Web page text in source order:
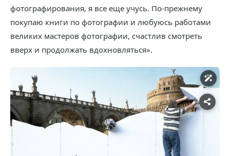
фотографирования, я все еще учусь. По-прежнему
покупаю книги по фотографии и любуюсь работами
великих мастеров фотографии, счастлив смотреть
вверх и продолжать вдохновляться».